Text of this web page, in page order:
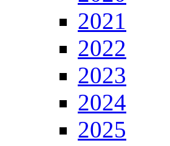
2021
2022
2023
2024
2025